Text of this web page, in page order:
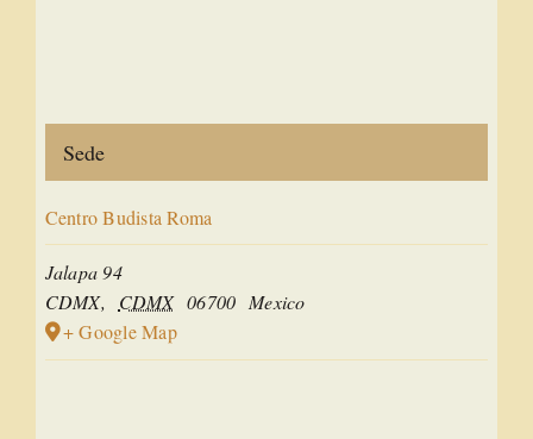
Sede
Centro Budista Roma
Jalapa 94
CDMX, CDMX 06700 Mexico
+ Google Map